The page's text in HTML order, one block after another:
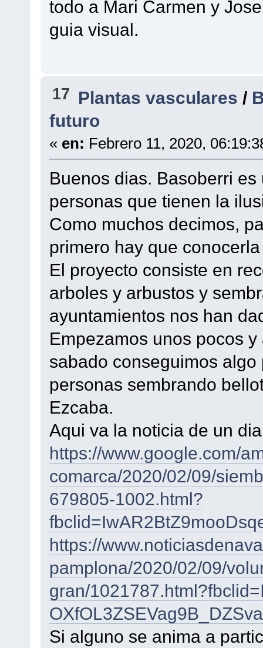
todo a Mari Carmen y
guia visual.
17 Plantas vasculares /
futuro
« en: Febrero 11, 2020,
Buenos dias. Basoberri
personas que tienen la
Como muchos decimos,
primero hay que
El proyecto consiste en
arboles y arbustos y
ayuntamientos nos han
Empezamos unos pocos
sabado conseguimos
personas sembrando
Ezcaba.
Aqui va la noticia de un
https://www.google.com/
comarca/2020/02/09/
679805-1002.html?
https://
pamplona/2020/02/09/
gran/
Si alguno se anima a